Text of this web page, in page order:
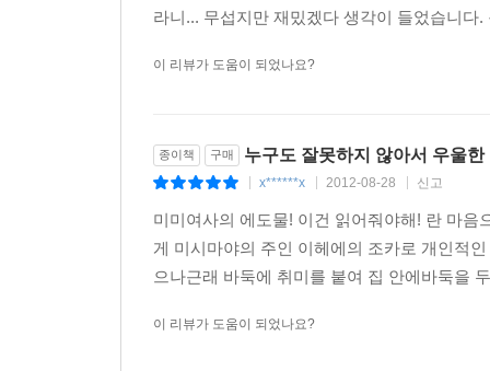
라니... 무섭지만 재밌겠다 생각이 들었습니
이 리뷰가 도움이 되었나요?
종이책 구매 누구도 잘못하지 않아서 우울한
x******x 2012-08-28 신고
미미여사의 에도물! 이건 읽어줘야해! 란 마
게 미시마야의 주인 이헤에의 조카로 개인적
으나근래 바둑에 취미를 붙여 집 안에바둑을
이 리뷰가 도움이 되었나요?